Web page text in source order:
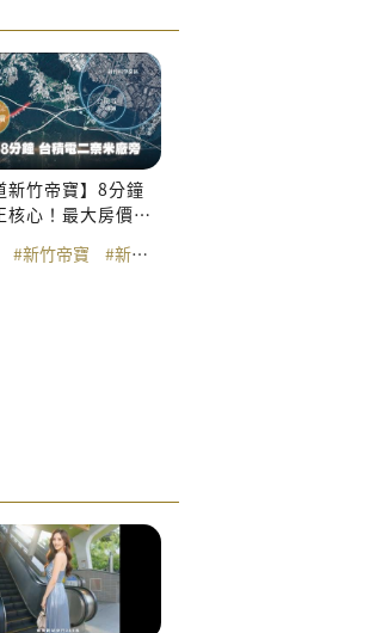
#景觀別墅 #別墅
墅 #美式別墅智慧城市
售屋 #新竹建案
新竹帝寶】8分鐘
核心！最大房價凹
#新竹帝寶 #新竹預售屋